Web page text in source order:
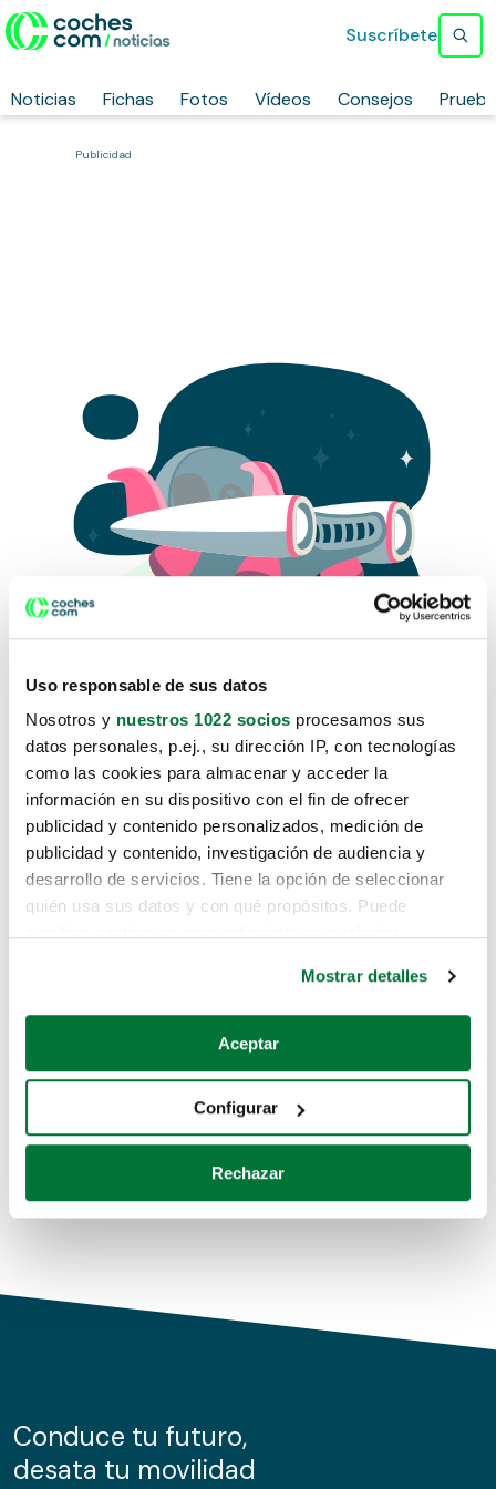
Uso responsable de sus datos
Nosotros y nuestros 1022 socios procesamos sus
datos personales, p.ej., su dirección IP, con tecnologías
como las cookies para almacenar y acceder la
información en su dispositivo con el fin de ofrecer
publicidad y contenido personalizados, medición de
publicidad y contenido, investigación de audiencia y
desarrollo de servicios. Tiene la opción de seleccionar
quién usa sus datos y con qué propósitos. Puede
Si lo permite, también quisiéramos:
Recopilar información sobre su ubicación geográfica
Identificar su dispositivo analizándolo activamente
para buscar características específicas (huellas
Obtenga más información sobre cómo se procesan sus
de cookies.
información sobre el uso que haga del sitio web con
nuestros partners de redes sociales, publicidad y análisis
Mostrar detalles
Aceptar
Configurar
Rechazar
Noticias Fichas Fotos Vídeos Consejos
Suscríbete
Publicidad
Lo sentimos, no sabemos como
te hemos traido hasta aquí.
Pero puedes encontrar el coche que estás
buscando en alguno de estos enlaces:
Coches de segunda mano
Coches de km0
Conduce tu futuro,
desata tu movilidad